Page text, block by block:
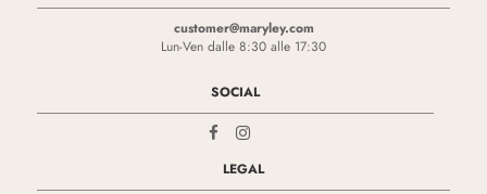
customer@maryley.com
Lun-Ven dalle 8:30 alle 17:30
SOCIAL
LEGAL